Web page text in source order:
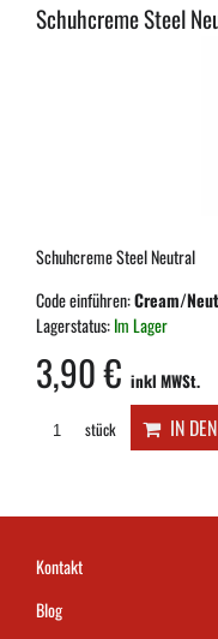
Schuhcreme Steel
Schuhcreme Steel Neutral
Code einführen:Cream/
Lagerstatus:Im Lager
3,90 € inkl MWSt.
stück IN
Kontakt
Blog